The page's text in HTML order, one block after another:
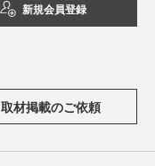
新規会員登録
取材掲載のご依頼